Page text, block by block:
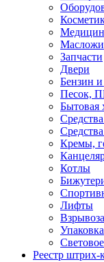
Запчасти
Двери
Бензин
Песок,
Бытовая
Кремы,
Котлы
Лифты
Упаковка
Реестр штрих-